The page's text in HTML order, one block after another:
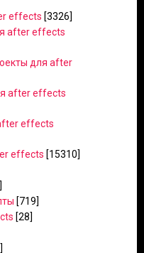
effects [3326]
after effects
для after
after effects
effects
effects [15310]
[719]
[28]